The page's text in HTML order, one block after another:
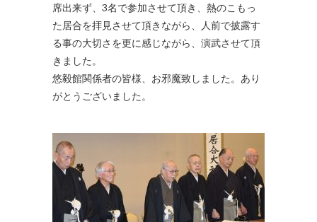
席出来ず、3名で参加させて頂き、熱のこもっ
た居合を拝見させて頂きながら、人前で披露す
る事の大切さを更に感じながら、演武させて頂
きました。
悠毅館関係者の皆様、お邪魔致しました。あり
がとうございました。